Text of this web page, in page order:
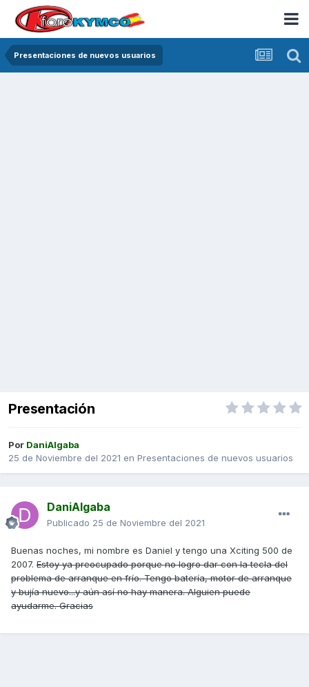
Presentaciones de nuevos usuarios
Presentación
Por DaniAlgaba
25 de Noviembre del 2021 en Presentaciones de nuevos usuarios
DaniAlgaba
Publicado 25 de Noviembre del 2021
Buenas noches, mi nombre es Daniel y tengo una Xciting 500 de
2007. Estoy ya preocupado porque no logro dar con la tecla del
problema de arranque en frío. Tengo batería, motor de arranque
y bujía nuevo...y aún así no hay manera. Alguien puede
ayudarme. Gracias